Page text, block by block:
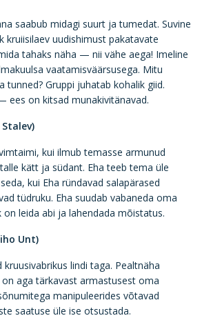
saabub midagi suurt ja tumedat. Suvine
kruiisilaev uudishimust pakatavate
tahaks näha — nii vähe aega! Imeline
vaatamisväärsusega. Mitu
tunned? Gruppi juhatab kohalik giid.
ees on kitsad munakivitänavad.
kui ilmub temasse armunud
kätt ja südant. Eha teeb tema üle
kui Eha ründavad salapärased
tüdruku. Eha suudab vabaneda oma
leida abi ja lahendada mõistatus.
Unt)
lindi taga. Pealtnäha
aga tärkavast armastusest oma
manipuleerides võtavad
saatuse üle ise otsustada.